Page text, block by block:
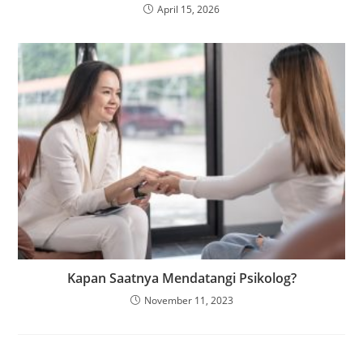
April 15, 2026
Kapan Saatnya Mendatangi Psikolog?
November 11, 2023